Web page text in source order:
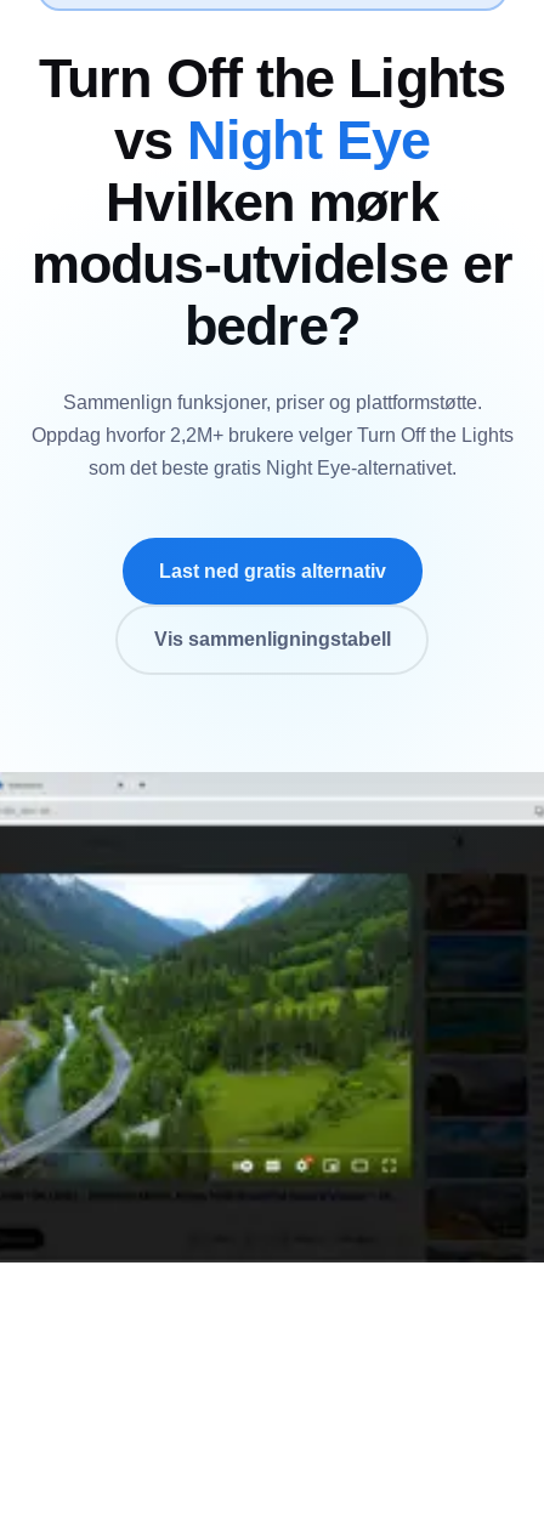
Turn Off the Lights
vs Night Eye
Hvilken mørk
modus-utvidelse er
bedre?
Sammenlign funksjoner, priser og plattformstøtte.
Oppdag hvorfor 2,2M+ brukere velger Turn Off the Lights
som det beste gratis Night Eye-alternativet.
Last ned gratis alternativ
Vis sammenligningstabell